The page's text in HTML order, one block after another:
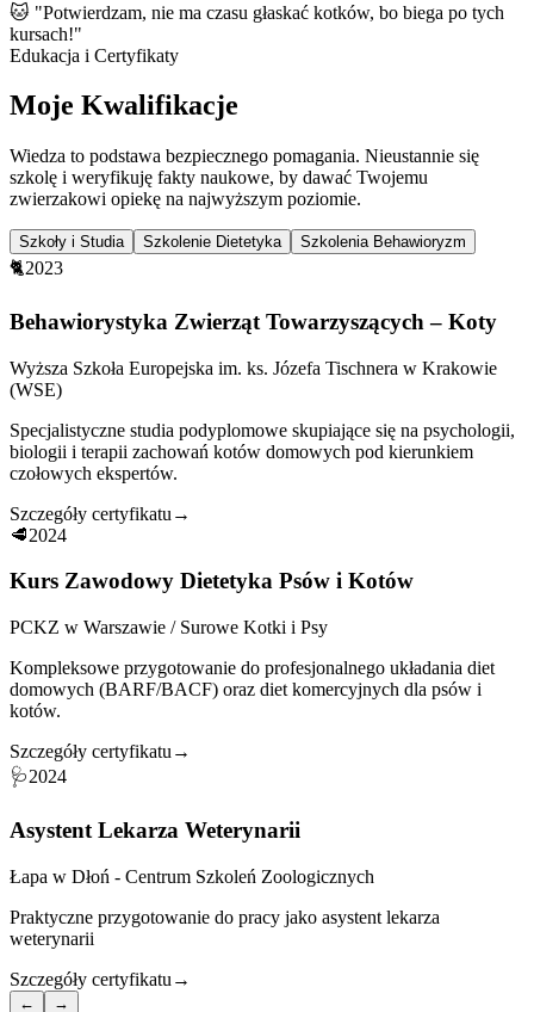
🐱 "Potwierdzam, nie ma czasu głaskać kotków, bo biega po tych
kursach!"
Edukacja i Certyfikaty
Moje Kwalifikacje
Wiedza to podstawa bezpiecznego pomagania. Nieustannie się
szkolę i weryfikuję fakty naukowe, by dawać Twojemu
zwierzakowi opiekę na najwyższym poziomie.
Szkoły i Studia Szkolenie Dietetyka Szkolenia Behawioryzm
🐈2023
Behawiorystyka Zwierząt Towarzyszących – Koty
Wyższa Szkoła Europejska im. ks. Józefa Tischnera w Krakowie
(WSE)
Specjalistyczne studia podyplomowe skupiające się na psychologii,
biologii i terapii zachowań kotów domowych pod kierunkiem
czołowych ekspertów.
Szczegóły certyfikatu →
🥩2024
Kurs Zawodowy Dietetyka Psów i Kotów
PCKZ w Warszawie / Surowe Kotki i Psy
Kompleksowe przygotowanie do profesjonalnego układania diet
domowych (BARF/BACF) oraz diet komercyjnych dla psów i
kotów.
Szczegóły certyfikatu →
🩺2024
Asystent Lekarza Weterynarii
Łapa w Dłoń - Centrum Szkoleń Zoologicznych
Praktyczne przygotowanie do pracy jako asystent lekarza
weterynarii
Szczegóły certyfikatu →
← →